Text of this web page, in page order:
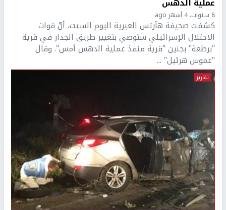
8 سنوات، 4 أشهر ago
كشفت صحيفة هآرتس العبرية اليوم السبت، أنّ قوات
الاحتلال الإسرائيلي ستوصي بتغيير طريق الجدار في قرية
"برطعة" بجنين "قرية منفذ عملية الدهس أمس". وقال
"عموس هرئيل" ...
تقارير